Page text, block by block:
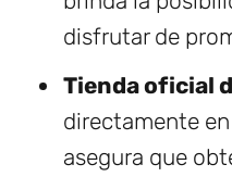
disfrutar de
Tienda oficial
directamente
asegura que